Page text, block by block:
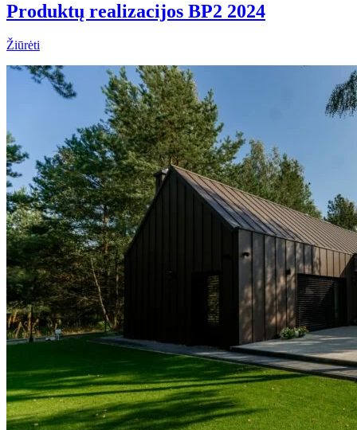
Produktų realizacijos BP2 2024
Žiūrėti